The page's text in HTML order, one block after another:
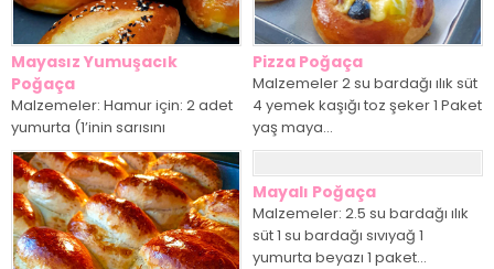
Mayasız Yumuşacık
Poğaça
Malzemeler: Hamur için: 2 adet
yumurta (1’inin sarısını
poğaçaların üzerine sürmek
için ayırın) 2 su...
Pizza Poğaça
Malzemeler 2 su bardağı ılık süt
4 yemek kaşığı toz şeker 1 Paket
yaş maya...
Mayalı Poğaça
Malzemeler: 2.5 su bardağı ılık
süt 1 su bardağı sıvıyağ 1
yumurta beyazı 1 paket...